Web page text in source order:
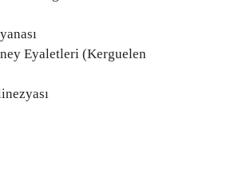
Eyaletleri (Kerguelen